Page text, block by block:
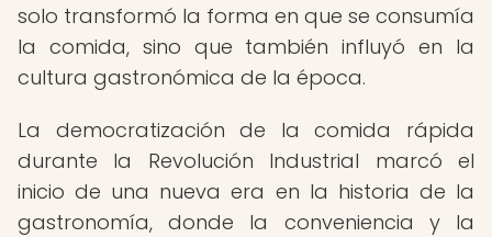
solo transformó la forma en que se consumía
la comida, sino que también influyó en la
cultura gastronómica de la época.
La democratización de la comida rápida
durante la Revolución Industrial marcó el
inicio de una nueva era en la historia de la
gastronomía, donde la conveniencia y la